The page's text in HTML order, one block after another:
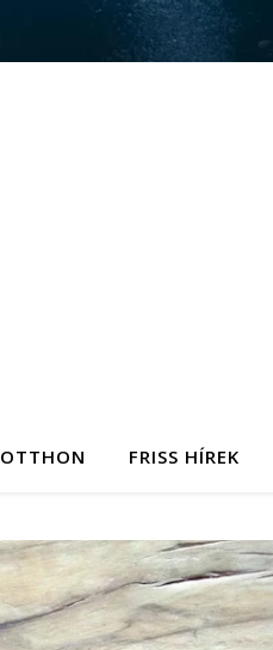
OTTHON FRISS HÍREK